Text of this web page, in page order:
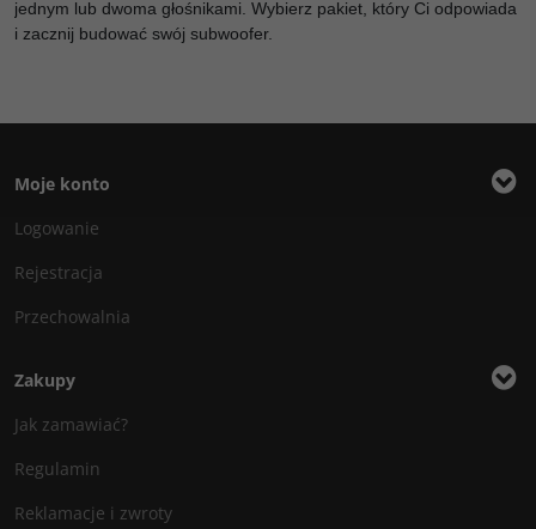
jednym lub dwoma głośnikami. Wybierz pakiet, który Ci odpowiada
i zacznij budować swój subwoofer.
Moje konto
Logowanie
Rejestracja
Przechowalnia
Zakupy
Jak zamawiać?
Regulamin
Reklamacje i zwroty